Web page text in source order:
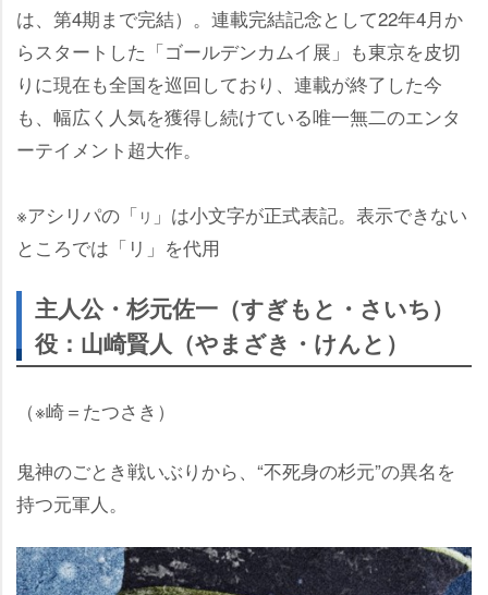
は、第4期まで完結）。連載完結記念として22年4月か
らスタートした「ゴールデンカムイ展」も東京を皮切
りに現在も全国を巡回しており、連載が終了した今
も、幅広く人気を獲得し続けている唯一無二のエンタ
ーテイメント超大作。
※アシリパの「 リ 」は小文字が正式表記。表示できない
ところでは「リ」を代用
主人公・杉元佐一（すぎもと・さいち）
役：山崎賢人（やまざき・けんと）
（※崎＝たつさき）
鬼神のごとき戦いぶりから、“不死身の杉元”の異名を
持つ元軍人。